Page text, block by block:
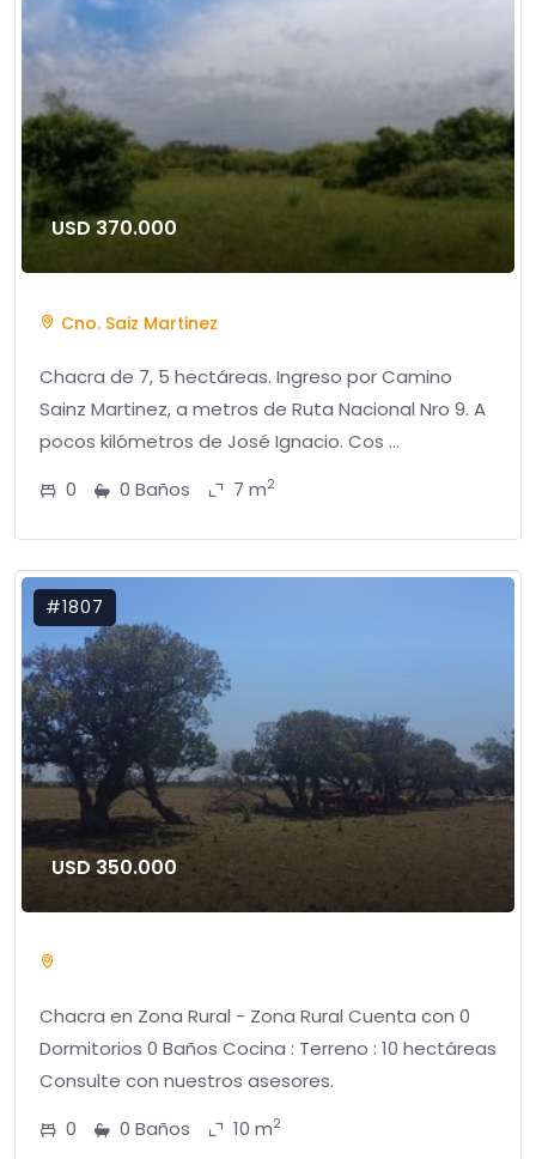
USD 370.000
Cno. Saiz Martinez
Chacra de 7, 5 hectáreas. Ingreso por Camino
Sainz Martinez, a metros de Ruta Nacional Nro 9. A
pocos kilómetros de José Ignacio. Cos ...
0
0 Baños 7 m2
#1807
USD 350.000
Chacra en Zona Rural - Zona Rural Cuenta con 0
Dormitorios 0 Baños Cocina : Terreno : 10 hectáreas
Consulte con nuestros asesores.
0
0 Baños 10 m2